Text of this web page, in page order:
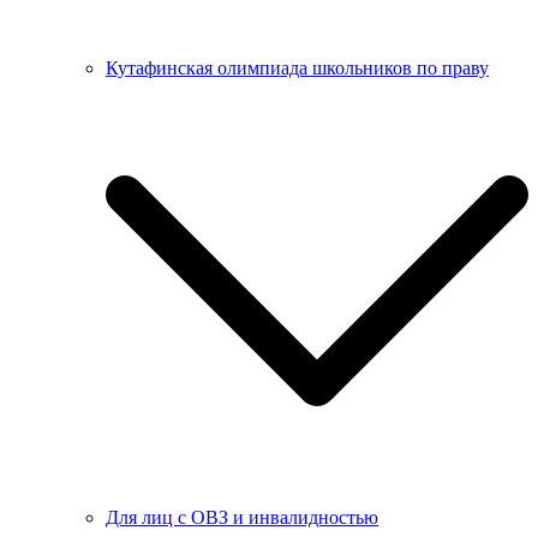
Кутафинская олимпиада школьников по праву
Для лиц с ОВЗ и инвалидностью